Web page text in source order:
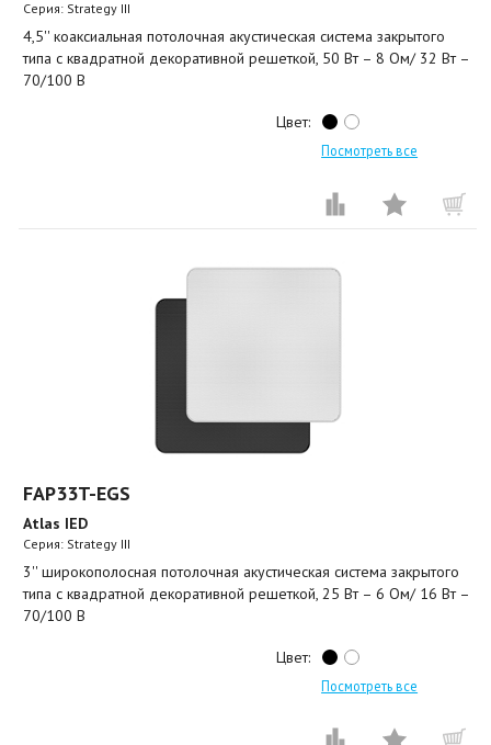
Серия: Strategy III
4,5'' коаксиальная потолочная акустическая система закрытого
типа с квадратной декоративной решеткой, 50 Вт – 8 Ом/ 32 Вт –
70/100 В
Цвет:
Посмотреть все
FAP33T-EGS
Atlas IED
Серия: Strategy III
3'' широкополосная потолочная акустическая система закрытого
типа с квадратной декоративной решеткой, 25 Вт – 6 Ом/ 16 Вт –
70/100 В
Цвет:
Посмотреть все